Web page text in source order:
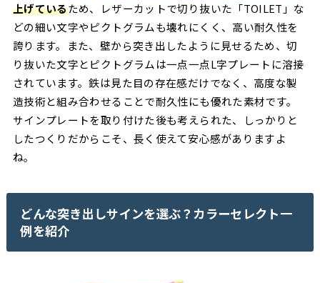
上げているため、レザーカットで切り抜いた「TOILET」な
どの細い文字やピクトグラムも壊れにくく、高い耐久性を
誇ります。また、壁から突き出したように見せるため、切
り抜いた文字とピクトグラムは一点一点L字プレートに溶接
されています。鉄は見た目の存在感だけでなく、高度な製
造技術と組み合わせることで耐久性にも優れた素材です。
サインプレートを取り付けた後も考えられた、しっかりと
したつくりだからこそ、長く使えて安心感がありますよ
ね。
どんな突き出しサインを選ぶ？カラーセレクト一
例を紹介